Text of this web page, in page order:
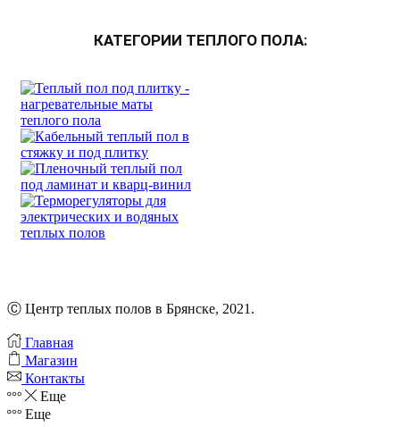
КАТЕГОРИИ ТЕПЛОГО ПОЛА:
Ⓒ Центр теплых полов в Брянске, 2021.
Главная
Магазин
Контакты
Еще
Еще